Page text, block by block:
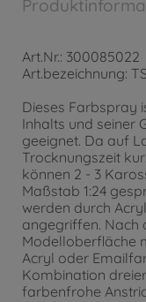
Art.Nr.: 300085022
Art.bezeichnung:
Dieses Farbspray
Inhalts und seiner
geeignet. Da auf
Trocknungszeit
können 2 - 3
Maßstab 1:24
werden durch
angegriffen. Nach
Modelloberfläche
Acryl oder
Kombination
farbenfrohe